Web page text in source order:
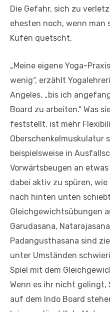
Die Gefahr, sich zu
ehesten noch, wenn man
Kufen quetscht.
„Meine eigene Yoga-
wenig“, erzählt
Angeles, „bis ich
Board zu arbeiten.“ Was
feststellt, ist mehr
Oberschenkelmuskulatur
beispielsweise in
Vorwärtsbeugen an
dabei aktiv zu spüren,
nach hinten unten
Gleichgewichtsübungen
Garudasana,
Padangusthasana sind
unter Umständen
Spiel mit dem
Wenn es ihr nicht gelingt,
auf dem Indo Board